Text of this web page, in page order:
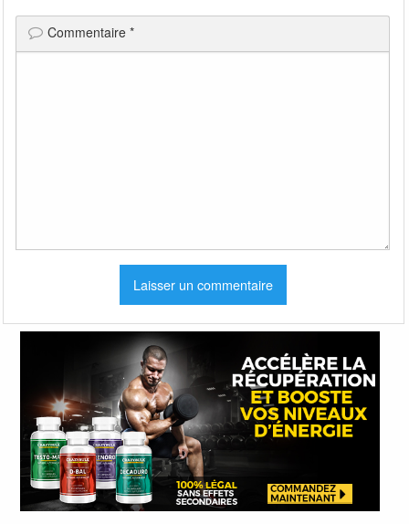
Commentaire*